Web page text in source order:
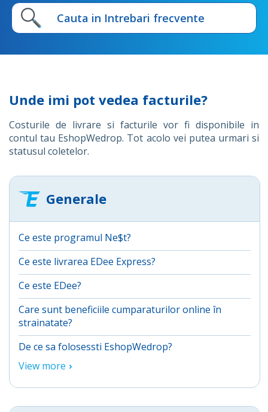
Unde imi pot vedea facturile?
Costurile de livrare si facturile vor fi disponibile in
contul tau EshopWedrop. Tot acolo vei putea urmari si
statusul coletelor.
Generale
Ce este programul Ne$t?
Ce este livrarea EDee Express?
Ce este EDee?
Care sunt beneficiile cumparaturilor online în
strainatate?
De ce sa folosessti EshopWedrop?
View more